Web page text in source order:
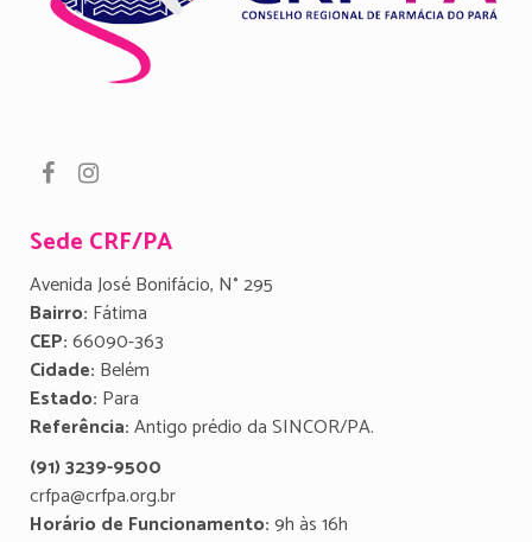
Sede CRF/PA
Avenida José Bonifácio, N° 295
Bairro: Fátima
CEP:66090-363
Cidade: Belém
Estado: Para
Referência:Antigo prédio da SINCOR/PA.
(91) 3239-9500
crfpa@crfpa.org.br
Horário de Funcionamento:9h às 16h